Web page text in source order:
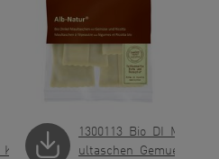
1300113_Bio_DI_Ma
ultaschen_Gemues